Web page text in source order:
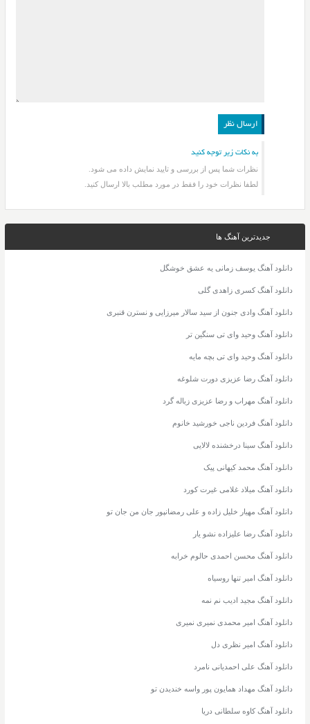
به نکات زیر توجه کنید
نظرات شما پس از بررسی و تایید نمایش داده می شود.
لطفا نظرات خود را فقط در مورد مطلب بالا ارسال کنید.
جدیدترین آهنگ ها
دانلود آهنگ یوسف زمانی یه عشق خوشگل
دانلود آهنگ کسری زاهدی گلی
دانلود آهنگ وادی جنون از سید سالار میرزایی و نسترن قنبری
دانلود آهنگ وحید وای تی سنگین تر
دانلود آهنگ وحید وای تی بچه مایه
دانلود آهنگ رضا عزیزی دورت شلوغه
دانلود آهنگ مهراب و رضا عزیزی زباله گرد
دانلود آهنگ فردین ناجی خورشید خانوم
دانلود آهنگ سینا درخشنده لالایی
دانلود آهنگ محمد کیهانی پیک
دانلود آهنگ میلاد غلامی غیرت کورد
دانلود آهنگ مهیار خلیل زاده و علی رمضانپور جان من جان تو
دانلود آهنگ رضا علیزاده نشو یار
دانلود آهنگ محسن احمدی حالوم خرابه
دانلود آهنگ امیر تنها روسیاه
دانلود آهنگ مجید ادیب نم نمه
دانلود آهنگ امیر محمدی نمیری نمیری
دانلود آهنگ امیر نظری دل
دانلود آهنگ علی احمدیانی نامرد
دانلود آهنگ مهداد همایون پور واسه خندیدن تو
دانلود آهنگ کاوه سلطانی دریا